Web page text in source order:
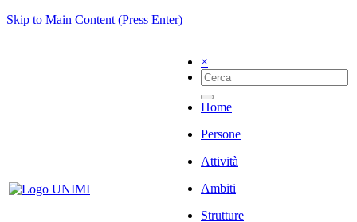
Skip to Main Content (Press Enter)
×
Home
Persone
Attività
Ambiti
Strutture